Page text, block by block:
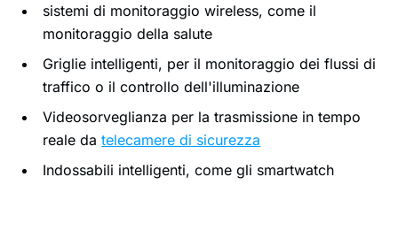
sistemi di monitoraggio wireless, come il
monitoraggio della salute
Griglie intelligenti, per il monitoraggio dei flussi di
traffico o il controllo dell'illuminazione
Videosorveglianza per la trasmissione in tempo
reale datelecamere di sicurezza
Indossabili intelligenti, come gli smartwatch